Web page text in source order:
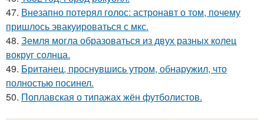
47. Внезапно потерял голос: астронавт о том, почему
пришлось эвакуироваться с мкс.
48. Земля могла образоваться из двух разных колец
вокруг солнца.
49. Британец, проснувшись утром, обнаружил, что
полностью посинел.
50. Поплавская о типажах жён футболистов.